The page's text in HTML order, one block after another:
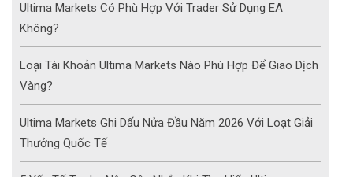
Ultima Markets Có Phù Hợp Với Trader Sử Dụng EA
Không?
Loại Tài Khoản Ultima Markets Nào Phù Hợp Để Giao Dịch
Vàng?
Ultima Markets Ghi Dấu Nửa Đầu Năm 2026 Với Loạt Giải
Thưởng Quốc Tế